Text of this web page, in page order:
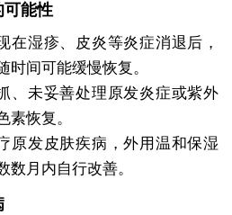
可能性
在湿疹、皮炎等炎症消退后，
时间可能缓慢恢复。
、未妥善处理原发炎症或紫外
素恢复。
原发皮肤疾病，外用温和保湿
数月内自行改善。